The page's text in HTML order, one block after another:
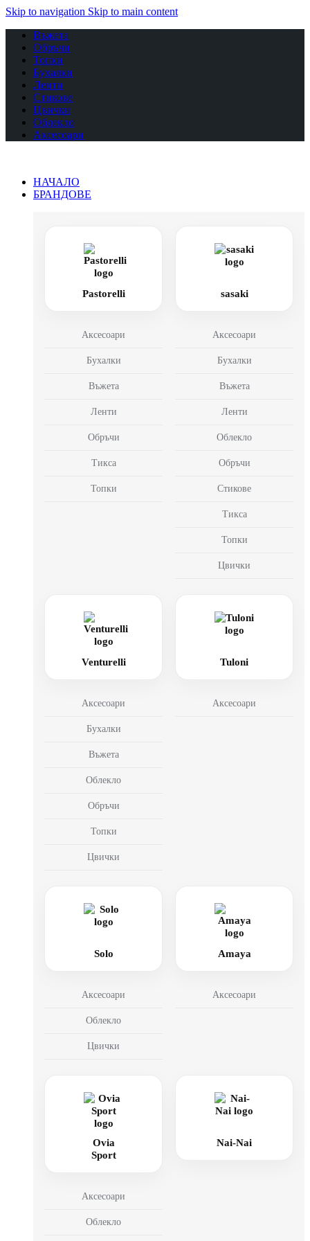
Skip to navigation Skip to main content
Въжета
Обръчи
Топки
Бухалки
Ленти
Стикове
Цвички
Облекло
Аксесоари
НАЧАЛО
БРАНДОВЕ
Pastorelli
Аксесоари
Бухалки
Въжета
Ленти
Обръчи
Тикса
Топки
sasaki
Аксесоари
Бухалки
Въжета
Ленти
Облекло
Обръчи
Стикове
Тикса
Топки
Цвички
Venturelli
Аксесоари
Бухалки
Въжета
Облекло
Обръчи
Топки
Цвички
Tuloni
Аксесоари
Solo
Аксесоари
Облекло
Цвички
Amaya
Аксесоари
Ovia
Sport
Аксесоари
Облекло
Nai-Nai